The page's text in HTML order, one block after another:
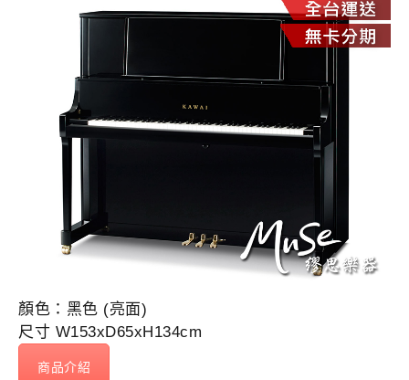
顏色：黑色 (亮面)
尺寸 W153xD65xH134cm
商品介紹